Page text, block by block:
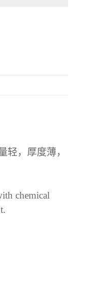
轻，厚度薄，
chemical